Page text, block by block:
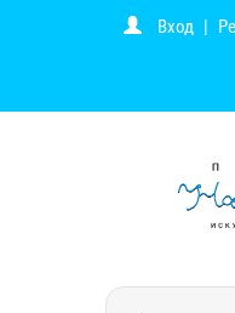
Вход |